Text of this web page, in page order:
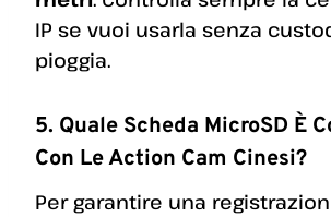
IP se vuoi usarla senza
pioggia.
5. Quale Scheda MicroSD È
Con Le Action Cam Cinesi?
Per garantire una